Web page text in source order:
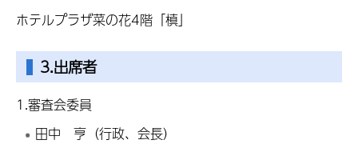
ホテルプラザ菜の花4階「槙」
3.出席者
1.審査会委員
田中 亨（行政、会長）